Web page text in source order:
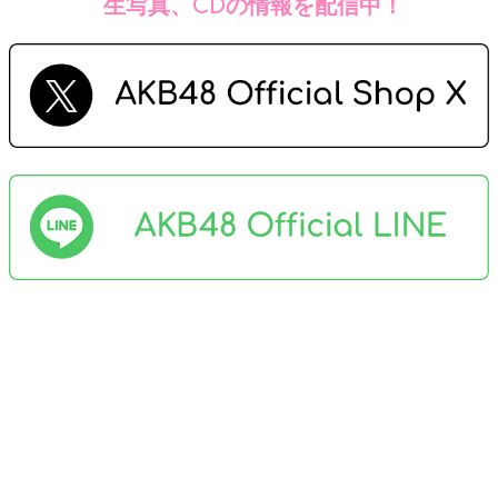
生写真、CDの情報を配信中！